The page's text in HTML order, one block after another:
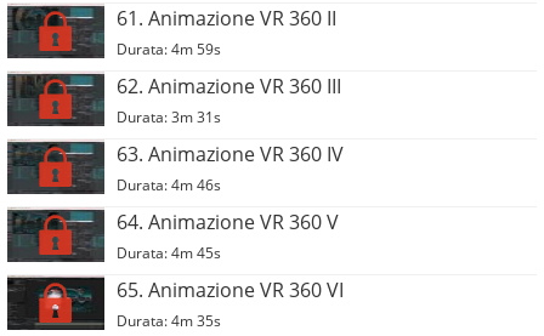
61. Animazione VR 360 II
Durata: 4m 59s
62. Animazione VR 360 III
Durata: 3m 31s
63. Animazione VR 360 IV
Durata: 4m 46s
64. Animazione VR 360 V
Durata: 4m 45s
65. Animazione VR 360 VI
Durata: 4m 35s